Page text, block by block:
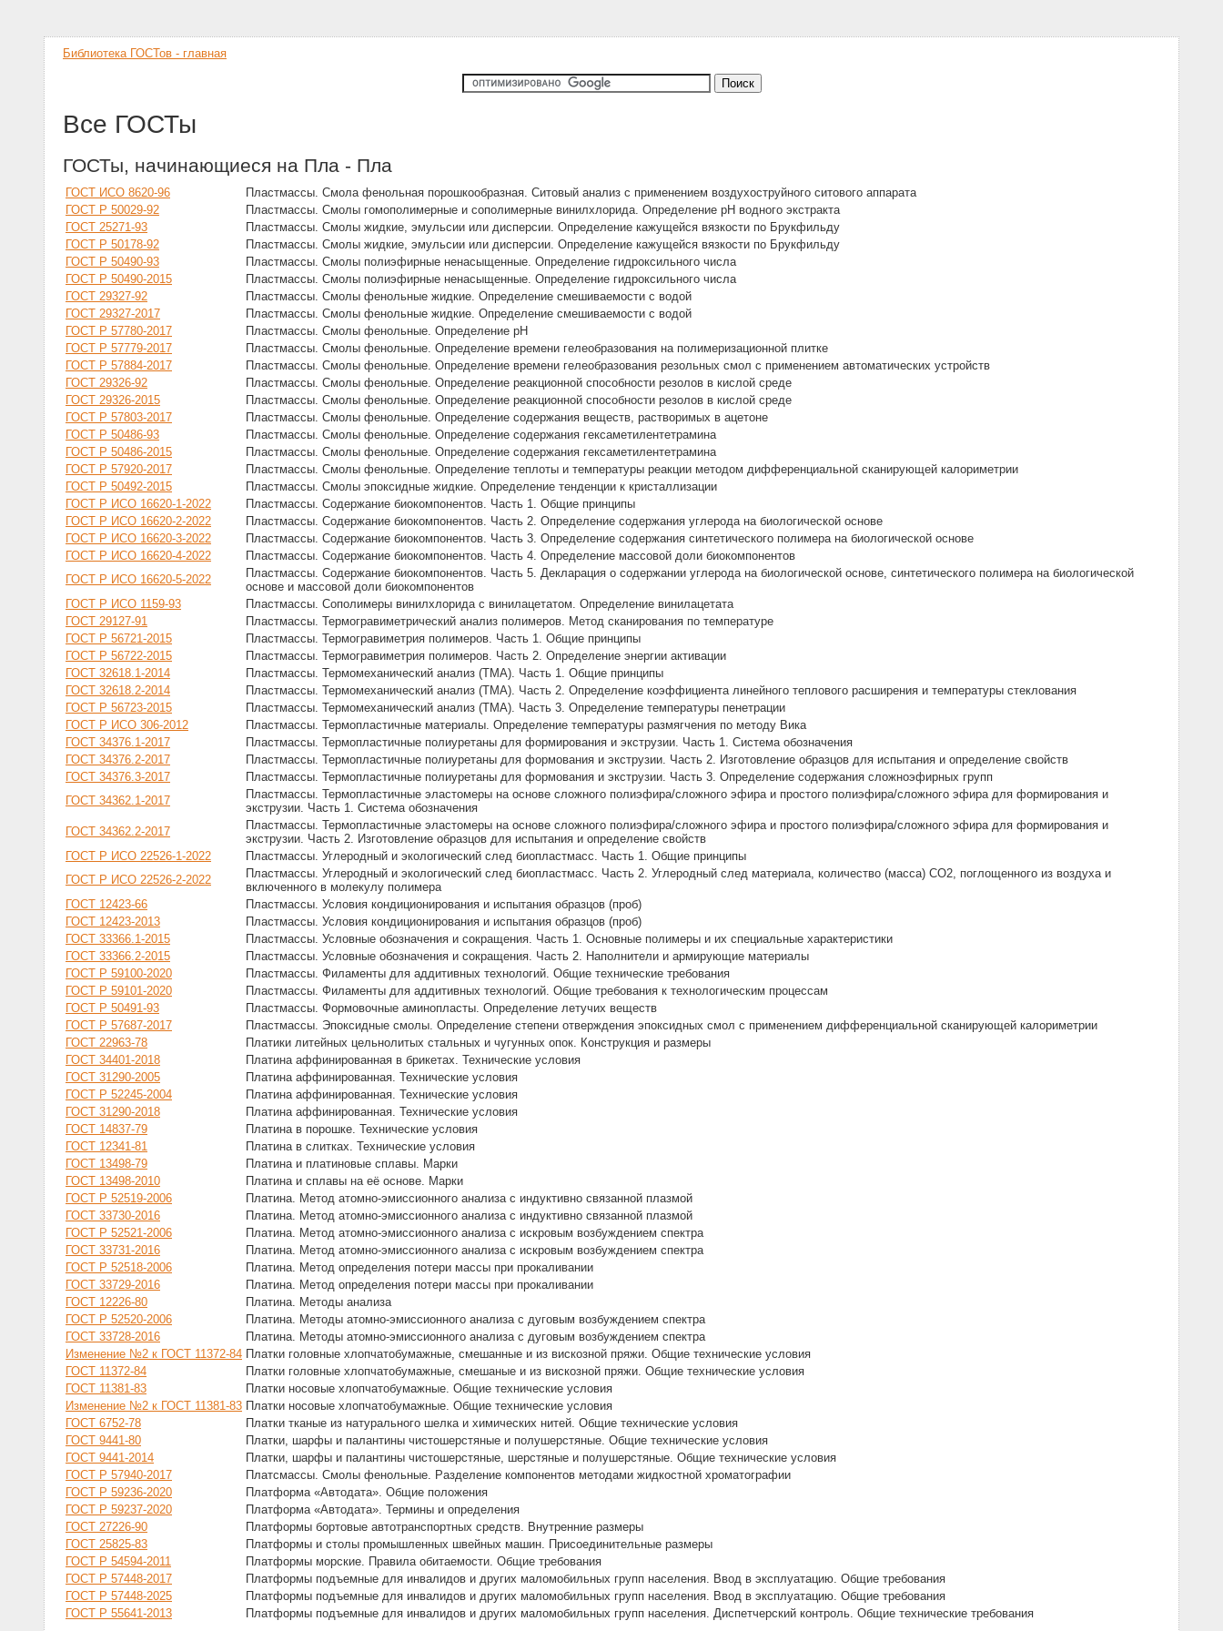
Библиотека ГОСТов - главная
Все ГОСТы
ГОСТы, начинающиеся на Пла - Пла
ГОСТ ИСО 8620-96
Пластмассы. Смола фенольная порошкообразная. Ситовый анализ с применением воздухоструйного ситового аппарата
ГОСТ Р 50029-92
Пластмассы. Смолы гомополимерные и сополимерные винилхлорида. Определение рН водного экстракта
ГОСТ 25271-93
Пластмассы. Смолы жидкие, эмульсии или дисперсии. Определение кажущейся вязкости по Брукфильду
ГОСТ Р 50178-92
Пластмассы. Смолы жидкие, эмульсии или дисперсии. Определение кажущейся вязкости по Брукфильду
ГОСТ Р 50490-93
Пластмассы. Смолы полиэфирные ненасыщенные. Определение гидроксильного числа
ГОСТ Р 50490-2015
Пластмассы. Смолы полиэфирные ненасыщенные. Определение гидроксильного числа
ГОСТ 29327-92
Пластмассы. Смолы фенольные жидкие. Определение смешиваемости с водой
ГОСТ 29327-2017
Пластмассы. Смолы фенольные жидкие. Определение смешиваемости с водой
ГОСТ Р 57780-2017
Пластмассы. Смолы фенольные. Определение pH
ГОСТ Р 57779-2017
Пластмассы. Смолы фенольные. Определение времени гелеобразования на полимеризационной плитке
ГОСТ Р 57884-2017
Пластмассы. Смолы фенольные. Определение времени гелеобразования резольных смол с применением автоматических устройств
ГОСТ 29326-92
Пластмассы. Смолы фенольные. Определение реакционной способности резолов в кислой среде
ГОСТ 29326-2015
Пластмассы. Смолы фенольные. Определение реакционной способности резолов в кислой среде
ГОСТ Р 57803-2017
Пластмассы. Смолы фенольные. Определение содержания веществ, растворимых в ацетоне
ГОСТ Р 50486-93
Пластмассы. Смолы фенольные. Определение содержания гексаметилентетрамина
ГОСТ Р 50486-2015
Пластмассы. Смолы фенольные. Определение содержания гексаметилентетрамина
ГОСТ Р 57920-2017
Пластмассы. Смолы фенольные. Определение теплоты и температуры реакции методом дифференциальной сканирующей калориметрии
ГОСТ Р 50492-2015
Пластмассы. Смолы эпоксидные жидкие. Определение тенденции к кристаллизации
ГОСТ Р ИСО 16620-1-2022
Пластмассы. Содержание биокомпонентов. Часть 1. Общие принципы
ГОСТ Р ИСО 16620-2-2022
Пластмассы. Содержание биокомпонентов. Часть 2. Определение содержания углерода на биологической основе
ГОСТ Р ИСО 16620-3-2022
Пластмассы. Содержание биокомпонентов. Часть 3. Определение содержания синтетического полимера на биологической основе
ГОСТ Р ИСО 16620-4-2022
Пластмассы. Содержание биокомпонентов. Часть 4. Определение массовой доли биокомпонентов
ГОСТ Р ИСО 16620-5-2022
Пластмассы. Содержание биокомпонентов. Часть 5. Декларация о содержании углерода на биологической основе, синтетического полимера на биологической
основе и массовой доли биокомпонентов
ГОСТ Р ИСО 1159-93
Пластмассы. Сополимеры винилхлорида с винилацетатом. Определение винилацетата
ГОСТ 29127-91
Пластмассы. Термогравиметрический анализ полимеров. Метод сканирования по температуре
ГОСТ Р 56721-2015
Пластмассы. Термогравиметрия полимеров. Часть 1. Общие принципы
ГОСТ Р 56722-2015
Пластмассы. Термогравиметрия полимеров. Часть 2. Определение энергии активации
ГОСТ 32618.1-2014
Пластмассы. Термомеханический анализ (ТМА). Часть 1. Общие принципы
ГОСТ 32618.2-2014
Пластмассы. Термомеханический анализ (ТМА). Часть 2. Определение коэффициента линейного теплового расширения и температуры стеклования
ГОСТ Р 56723-2015
Пластмассы. Термомеханический анализ (ТМА). Часть 3. Определение температуры пенетрации
ГОСТ Р ИСО 306-2012
Пластмассы. Термопластичные материалы. Определение температуры размягчения по методу Вика
ГОСТ 34376.1-2017
Пластмассы. Термопластичные полиуретаны для формирования и экструзии. Часть 1. Система обозначения
ГОСТ 34376.2-2017
Пластмассы. Термопластичные полиуретаны для формования и экструзии. Часть 2. Изготовление образцов для испытания и определение свойств
ГОСТ 34376.3-2017
Пластмассы. Термопластичные полиуретаны для формования и экструзии. Часть 3. Определение содержания сложноэфирных групп
ГОСТ 34362.1-2017
Пластмассы. Термопластичные эластомеры на основе сложного полиэфира/сложного эфира и простого полиэфира/сложного эфира для формирования и
экструзии. Часть 1. Система обозначения
ГОСТ 34362.2-2017
Пластмассы. Термопластичные эластомеры на основе сложного полиэфира/сложного эфира и простого полиэфира/сложного эфира для формирования и
экструзии. Часть 2. Изготовление образцов для испытания и определение свойств
ГОСТ Р ИСО 22526-1-2022
Пластмассы. Углеродный и экологический след биопластмасс. Часть 1. Общие принципы
ГОСТ Р ИСО 22526-2-2022
Пластмассы. Углеродный и экологический след биопластмасс. Часть 2. Углеродный след материала, количество (масса) CO2, поглощенного из воздуха и
включенного в молекулу полимера
ГОСТ 12423-66
Пластмассы. Условия кондиционирования и испытания образцов (проб)
ГОСТ 12423-2013
Пластмассы. Условия кондиционирования и испытания образцов (проб)
ГОСТ 33366.1-2015
Пластмассы. Условные обозначения и сокращения. Часть 1. Основные полимеры и их специальные характеристики
ГОСТ 33366.2-2015
Пластмассы. Условные обозначения и сокращения. Часть 2. Наполнители и армирующие материалы
ГОСТ Р 59100-2020
Пластмассы. Филаменты для аддитивных технологий. Общие технические требования
ГОСТ Р 59101-2020
Пластмассы. Филаменты для аддитивных технологий. Общие требования к технологическим процессам
ГОСТ Р 50491-93
Пластмассы. Формовочные аминопласты. Определение летучих веществ
ГОСТ Р 57687-2017
Пластмассы. Эпоксидные смолы. Определение степени отверждения эпоксидных смол с применением дифференциальной сканирующей калориметрии
ГОСТ 22963-78
Платики литейных цельнолитых стальных и чугунных опок. Конструкция и размеры
ГОСТ 34401-2018
Платина аффинированная в брикетах. Технические условия
ГОСТ 31290-2005
Платина аффинированная. Технические условия
ГОСТ Р 52245-2004
Платина аффинированная. Технические условия
ГОСТ 31290-2018
Платина аффинированная. Технические условия
ГОСТ 14837-79
Платина в порошке. Технические условия
ГОСТ 12341-81
Платина в слитках. Технические условия
ГОСТ 13498-79
Платина и платиновые сплавы. Марки
ГОСТ 13498-2010
Платина и сплавы на её основе. Марки
ГОСТ Р 52519-2006
Платина. Метод атомно-эмиссионного анализа с индуктивно связанной плазмой
ГОСТ 33730-2016
Платина. Метод атомно-эмиссионного анализа с индуктивно связанной плазмой
ГОСТ Р 52521-2006
Платина. Метод атомно-эмиссионного анализа с искровым возбуждением спектра
ГОСТ 33731-2016
Платина. Метод атомно-эмиссионного анализа с искровым возбуждением спектра
ГОСТ Р 52518-2006
Платина. Метод определения потери массы при прокаливании
ГОСТ 33729-2016
Платина. Метод определения потери массы при прокаливании
ГОСТ 12226-80
Платина. Методы анализа
ГОСТ Р 52520-2006
Платина. Методы атомно-эмиссионного анализа с дуговым возбуждением спектра
ГОСТ 33728-2016
Платина. Методы атомно-эмиссионного анализа с дуговым возбуждением спектра
Изменение №2 к ГОСТ 11372-84 Платки головные хлопчатобумажные, смешанные и из вискозной пряжи. Общие технические условия
ГОСТ 11372-84
Платки головные хлопчатобумажные, смешаные и из вискозной пряжи. Общие технические условия
ГОСТ 11381-83
Платки носовые хлопчатобумажные. Общие технические условия
Изменение №2 к ГОСТ 11381-83 Платки носовые хлопчатобумажные. Общие технические условия
ГОСТ 6752-78
Платки тканые из натурального шелка и химических нитей. Общие технические условия
ГОСТ 9441-80
Платки, шарфы и палантины чистошерстяные и полушерстяные. Общие технические условия
ГОСТ 9441-2014
Платки, шарфы и палантины чистошерстяные, шерстяные и полушерстяные. Общие технические условия
ГОСТ Р 57940-2017
Платсмассы. Смолы фенольные. Разделение компонентов методами жидкостной хроматографии
ГОСТ Р 59236-2020
Платформа «Автодата». Общие положения
ГОСТ Р 59237-2020
Платформа «Автодата». Термины и определения
ГОСТ 27226-90
Платформы бортовые автотранспортных средств. Внутренние размеры
ГОСТ 25825-83
Платформы и столы промышленных швейных машин. Присоединительные размеры
ГОСТ Р 54594-2011
Платформы морские. Правила обитаемости. Общие требования
ГОСТ Р 57448-2017
Платформы подъемные для инвалидов и других маломобильных групп населения. Ввод в эксплуатацию. Общие требования
ГОСТ Р 57448-2025
Платформы подъемные для инвалидов и других маломобильных групп населения. Ввод в эксплуатацию. Общие требования
ГОСТ Р 55641-2013
Платформы подъемные для инвалидов и других маломобильных групп населения. Диспетчерский контроль. Общие технические требования